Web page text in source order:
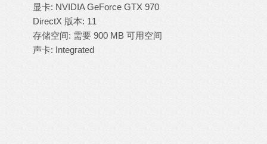
显卡: NVIDIA GeForce GTX 970
DirectX 版本: 11
存储空间: 需要 900 MB 可用空间
声卡: Integrated